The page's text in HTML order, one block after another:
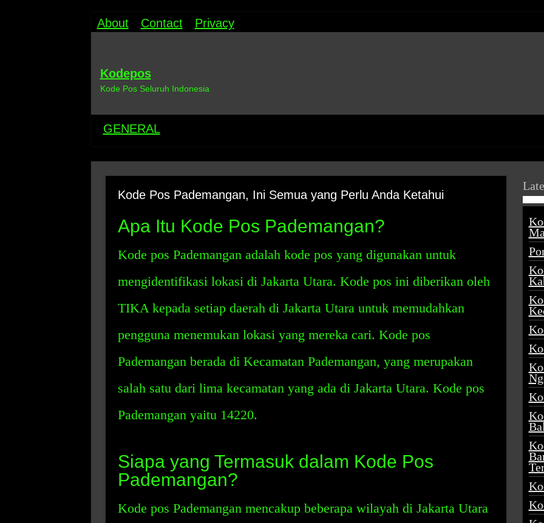
About Contact Privacy
Kodepos
Kode Pos Seluruh Indonesia
GENERAL
Kode Pos Pademangan, Ini Semua yang Perlu Anda Ketahui
Apa Itu Kode Pos Pademangan?
Kode pos Pademangan adalah kode pos yang digunakan untuk
mengidentifikasi lokasi di Jakarta Utara. Kode pos ini diberikan oleh
TIKA kepada setiap daerah di Jakarta Utara untuk memudahkan
pengguna menemukan lokasi yang mereka cari. Kode pos
Pademangan berada di Kecamatan Pademangan, yang merupakan
salah satu dari lima kecamatan yang ada di Jakarta Utara. Kode pos
Pademangan yaitu 14220.
Siapa yang Termasuk dalam Kode Pos
Pademangan?
Kode pos Pademangan mencakup beberapa wilayah di Jakarta Utara